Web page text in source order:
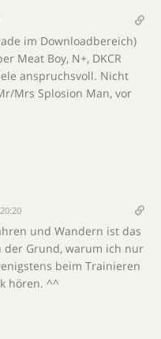
im Downloadbereich)
Meat Boy, N+, DKCR
anspruchsvoll. Nicht
Mrs Splosion Man, vor
und Wandern ist das
der Grund, warum ich nur
beim Trainieren
hören. ^^